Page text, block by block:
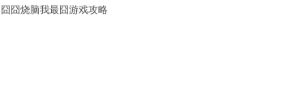
囧囧烧脑我最囧游戏攻略